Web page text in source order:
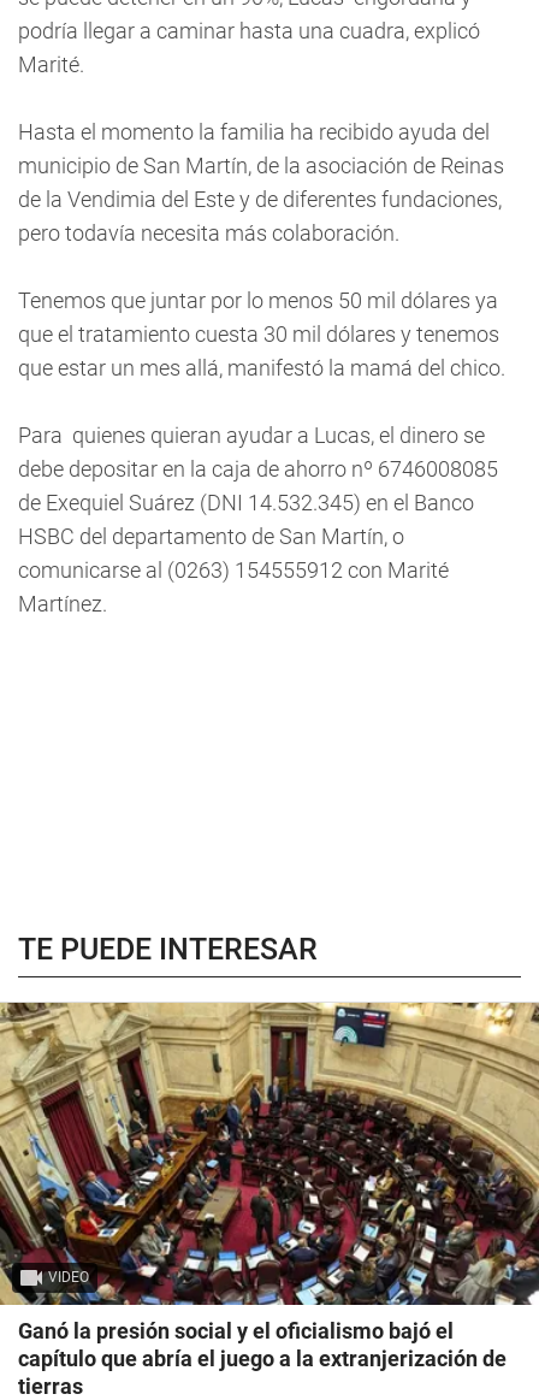
podría llegar a caminar hasta una cuadra, explicó
Marité.
Hasta el momento la familia ha recibido ayuda del
municipio de San Martín, de la asociación de Reinas
de la Vendimia del Este y de diferentes fundaciones,
pero todavía necesita más colaboración.
Tenemos que juntar por lo menos 50 mil dólares ya
que el tratamiento cuesta 30 mil dólares y tenemos
que estar un mes allá, manifestó la mamá del chico.
Para quienes quieran ayudar a Lucas, el dinero se
debe depositar en la caja de ahorro nº 6746008085
de Exequiel Suárez (DNI 14.532.345) en el Banco
HSBC del departamento de San Martín, o
comunicarse al (0263) 154555912 con Marité
Martínez.
TE PUEDE INTERESAR
VIDEO
Ganó la presión social y el oficialismo bajó el
capítulo que abría el juego a la extranjerización de
tierras